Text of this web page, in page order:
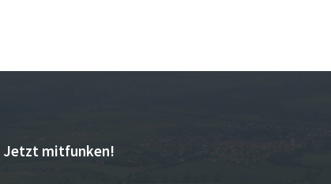
Jetzt mitfunken!